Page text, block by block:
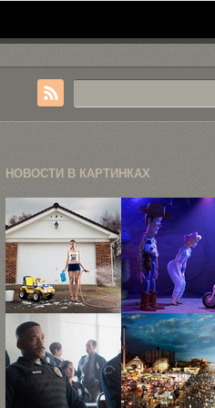
НОВОСТИ В КАРТИНКАХ
«Назад в
детство»,
или как ...
В
финальном
трейлере
«Истории
игрушек ...